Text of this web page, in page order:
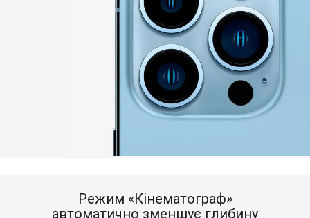
Режим «Кінематограф»
автоматично зменшує глибину